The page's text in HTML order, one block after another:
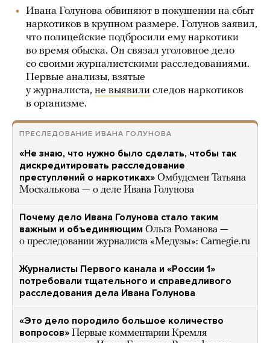
Ивана Голунова обвиняют в покушении на сбыт
наркотиков в крупном размере. Голунов заявил,
что полицейские подбросили ему наркотики
во время обыска. Он связал уголовное дело
со своими журналистскими расследованиями.
Первые анализы, взятые
у журналиста, не выявили следов наркотиков
в организме.
ПРЕСЛЕДОВАНИЕ ИВАНА ГОЛУНОВА
«Не знаю, что нужно было сделать, чтобы так
дискредитировать расследование
преступлений о наркотиках» Омбудсмен Татьяна
Москалькова — о деле Ивана Голунова
Почему дело Ивана Голунова стало таким
важным и объединяющим Ольга Романова —
о преследовании журналиста «Медузы»: Carnegie.ru
Журналисты Первого канала и «России 1»
потребовали тщательного и справедливого
расследования дела Ивана Голунова
«Это дело породило большое количество
вопросов» Первые комментарии Кремля